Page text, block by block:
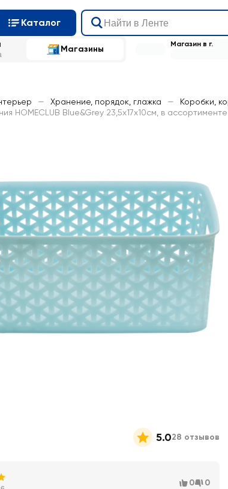
Каталог
Магазины Магазин в г.
— Хранение, порядок, глажка — Коробки,
HOMECLUB Blue&Grey 23,5x17x10см, в
5.028 отзывов
0 0